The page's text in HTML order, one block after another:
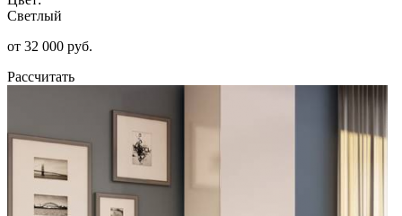
Светлый
от 32 000 руб.
Рассчитать